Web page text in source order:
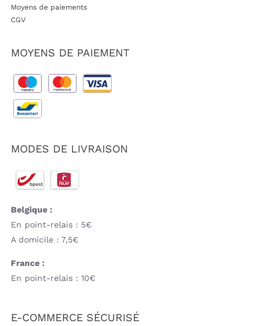
Moyens de paiements
CGV
MOYENS DE PAIEMENT
MODES DE LIVRAISON
Belgique :
En point-relais : 5€
A domicile : 7,5€
France :
En point-relais : 10€
E-COMMERCE SÉCURISÉ